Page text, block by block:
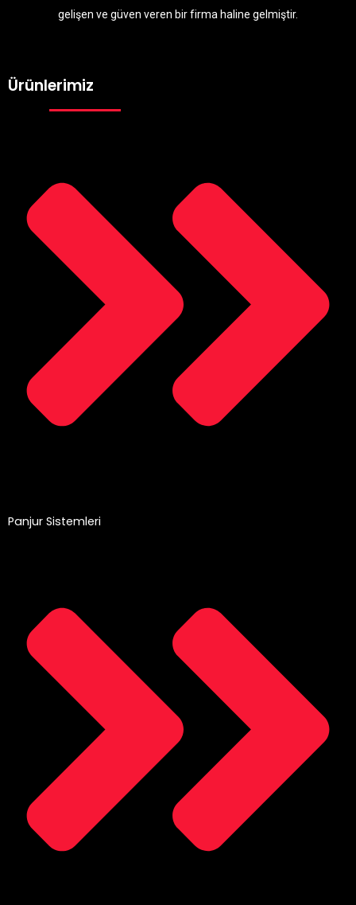
gelişen ve güven veren bir firma haline gelmiştir.
Ürünlerimiz
Panjur Sistemleri